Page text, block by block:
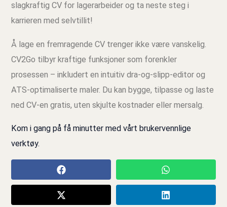
slagkraftig CV for lagerarbeider og ta neste steg i
karrieren med selvtillit!
Å lage en fremragende CV trenger ikke være vanskelig.
CV2Go tilbyr kraftige funksjoner som forenkler
prosessen – inkludert en intuitiv dra‑og‑slipp‑editor og
ATS‑optimaliserte maler. Du kan bygge, tilpasse og laste
ned CV‑en gratis, uten skjulte kostnader eller mersalg.
Kom i gang på få minutter med vårt brukervennlige
verktøy.